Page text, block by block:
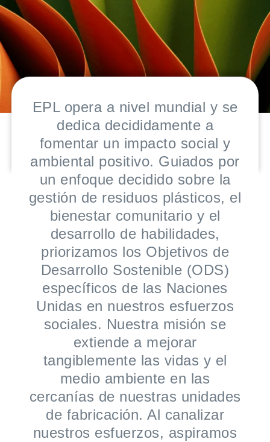
EPL opera a nivel mundial y se
dedica decididamente a
fomentar un impacto social y
ambiental positivo. Guiados por
un enfoque decidido sobre la
gestión de residuos plásticos, el
bienestar comunitario y el
desarrollo de habilidades,
priorizamos los Objetivos de
Desarrollo Sostenible (ODS)
específicos de las Naciones
Unidas en nuestros esfuerzos
sociales. Nuestra misión se
extiende a mejorar
tangiblemente las vidas y el
medio ambiente en las
cercanías de nuestras unidades
de fabricación. Al canalizar
nuestros esfuerzos, aspiramos